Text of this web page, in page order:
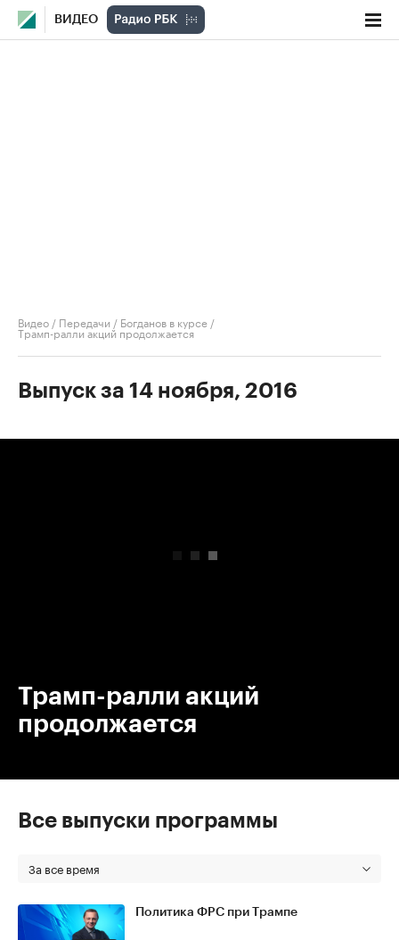
ВИДЕО
Видео / Передачи / Богданов в курсе /
Трамп-ралли акций продолжается
Выпуск за 14 ноября, 2016
Трамп-ралли акций
продолжается
Все выпуски программы
За все время
Политика ФРС при Трампе